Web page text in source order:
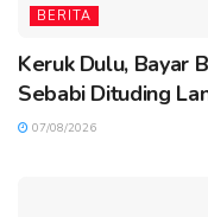
BERITA
Keruk Dulu, Bayar
Sebabi Dituding
07/08/2026